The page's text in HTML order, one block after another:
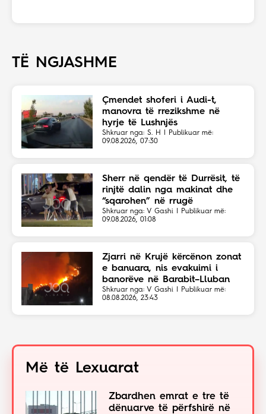
TË NGJASHME
Çmendet shoferi i Audi-t,
manovra të rrezikshme në
hyrje të Lushnjës
Shkruar nga: S. H | Publikuar më:
09.08.2026, 07:30
Sherr në qendër të Durrësit, të
rinjtë dalin nga makinat dhe
“sqarohen” në rrugë
Shkruar nga: V Gashi | Publikuar më:
09.08.2026, 01:08
Zjarri në Krujë kërcënon zonat
e banuara, nis evakuimi i
banorëve në Barabit–Lluban
Shkruar nga: V Gashi | Publikuar më:
08.08.2026, 23:43
Më të Lexuarat
Zbardhen emrat e tre të
dënuarve të përfshirë në